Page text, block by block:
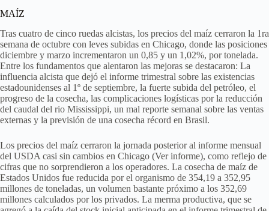
MAÍZ
Tras cuatro de cinco ruedas alcistas, los precios del maíz cerraron la 1ra
semana de octubre con leves subidas en Chicago, donde las posiciones
diciembre y marzo incrementaron un 0,85 y un 1,02%, por tonelada.
Entre los fundamentos que alentaron las mejoras se destacaron: La
influencia alcista que dejó el informe trimestral sobre las existencias
estadounidenses al 1º de septiembre, la fuerte subida del petróleo, el
progreso de la cosecha, las complicaciones logísticas por la reducción
del caudal del rio Mississippi, un mal reporte semanal sobre las ventas
externas y la previsión de una cosecha récord en Brasil.
Los precios del maíz cerraron la jornada posterior al informe mensual
del USDA casi sin cambios en Chicago (Ver informe), como reflejo de
cifras que no sorprendieron a los operadores. La cosecha de maíz de
Estados Unidos fue reducida por el organismo de 354,19 a 352,95
millones de toneladas, un volumen bastante próximo a los 352,69
millones calculados por los privados. La merma productiva, que se